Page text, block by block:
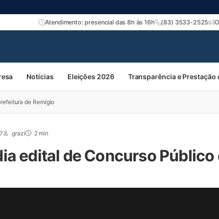
Atendimento: presencial das 8h às 16h (83) 3533-2525
Notícias Eleições 2026 Transparência e Prestação
de Remígio
grazi 2 min
edital de Concurso